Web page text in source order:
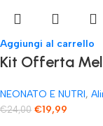
Aggiungi al carrello
Kit Offerta
NEONATO E NUTRI,
€24,00 €19,99